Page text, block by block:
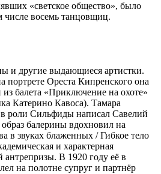
«светское общество», было
числе восемь танцовщиц.
и другие выдающиеся артистки.
портрете Ореста Кипренского она
балета «Приключение на охоте»
Катерино Кавоса). Тамара
роли Сильфиды написал Савелий
балерины вдохновил на
в звуках блаженных / Гибкое тело
и характерная
В 1920 году её в
на полотне супруг и партнёр